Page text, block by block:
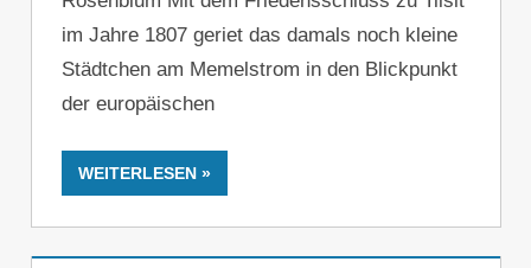
im Jahre 1807 geriet das damals noch kleine
Städtchen am Memelstrom in den Blickpunkt
der europäischen
WEITERLESEN